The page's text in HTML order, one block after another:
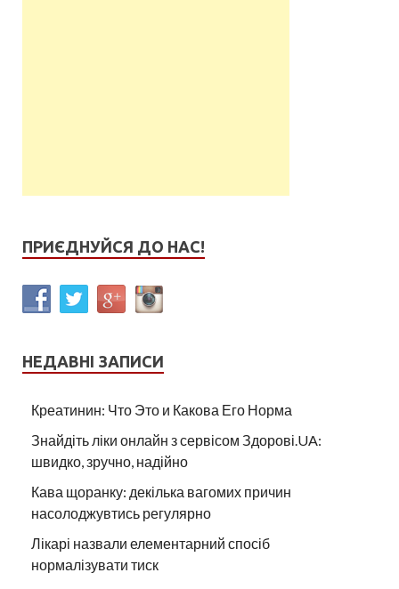
ПРИЄДНУЙСЯ ДО НАС!
НЕДАВНІ ЗАПИСИ
Креатинин: Что Это и Какова Его Норма
Знайдіть ліки онлайн з сервісом Здорові.UA:
швидко, зручно, надійно
Кава щоранку: декілька вагомих причин
насолоджувтись регулярно
Лікарі назвали елементарний спосіб
нормалізувати тиск